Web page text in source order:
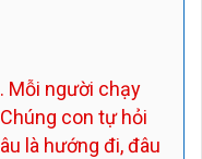
Mỗi người chạy
con tự hỏi
là hướng đi, đâu